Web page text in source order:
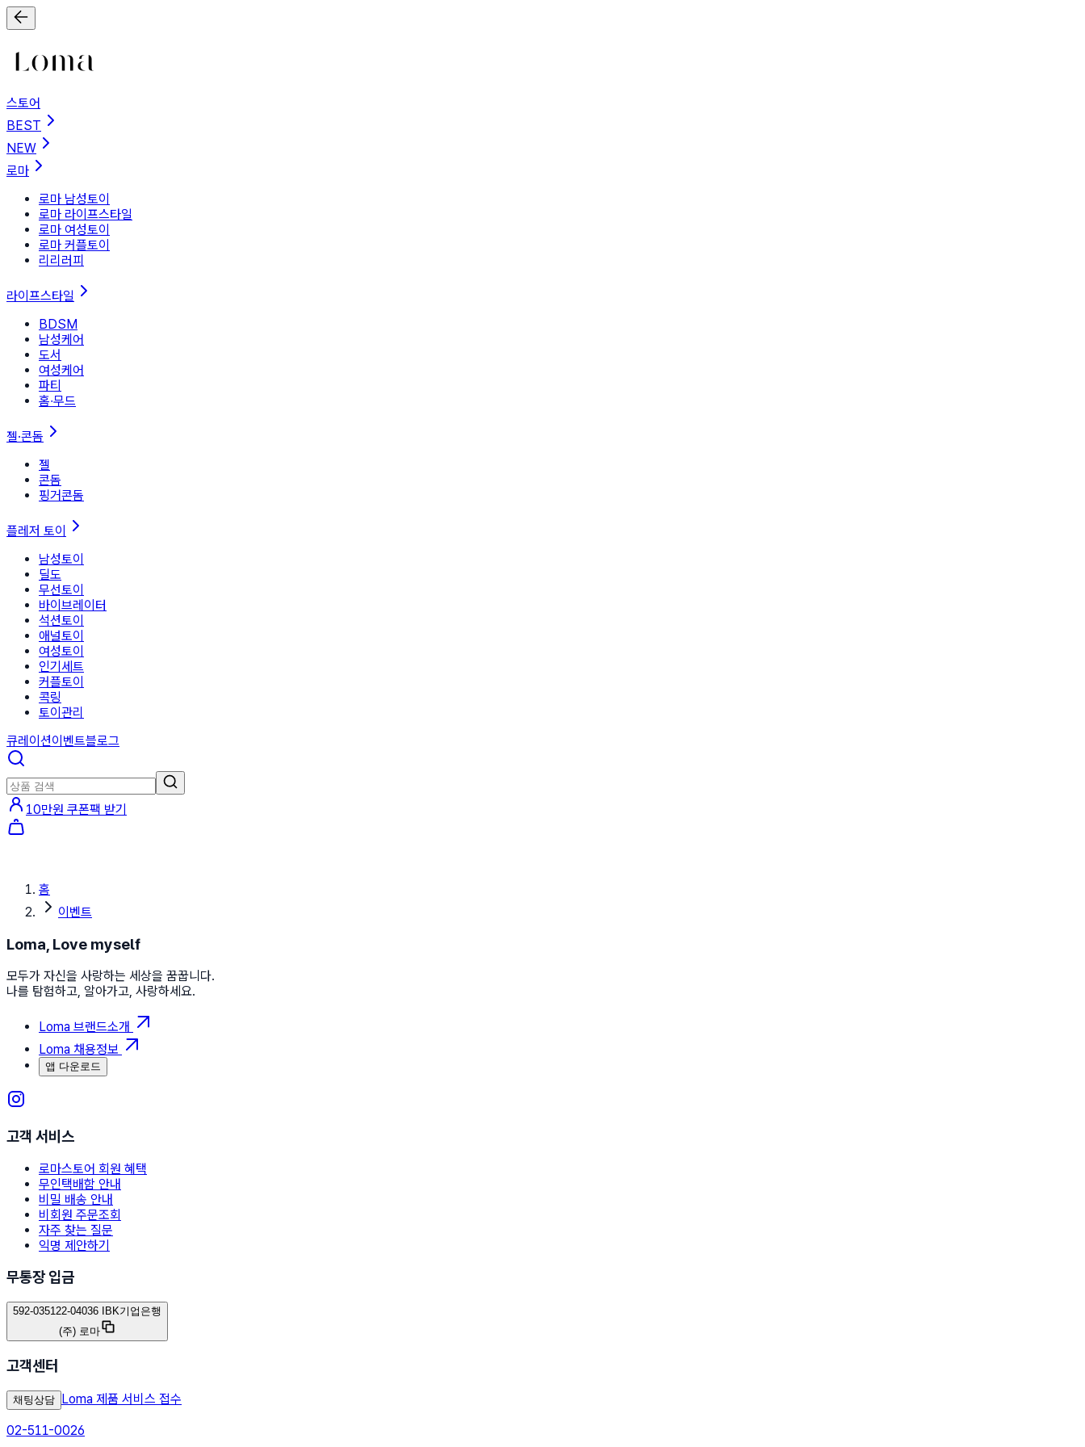
스토어
BEST
NEW
로마
로마 남성토이
로마 라이프스타일
로마 여성토이
로마 커플토이
리리러피
라이프스타일
BDSM
남성케어
도서
여성케어
파티
홈∙무드
젤·콘돔
젤
콘돔
핑거콘돔
플레저 토이
남성토이
딜도
무선토이
바이브레이터
석션토이
애널토이
여성토이
인기세트
커플토이
콕링
토이관리
큐레이션이벤트블로그
10만원 쿠폰팩 받기
홈
이벤트
Loma, Love myself
모두가 자신을 사랑하는 세상을 꿈꿉니다.
나를 탐험하고, 알아가고, 사랑하세요.
Loma 브랜드소개
Loma 채용정보
앱 다운로드
고객 서비스
로마스토어 회원 혜택
무인택배함 안내
비밀 배송 안내
비회원 주문조회
자주 찾는 질문
익명 제안하기
무통장 입금
592-035122-04036 IBK기업은행
(주) 로마
고객센터
채팅상담 Loma 제품 서비스 접수
02-511-0026